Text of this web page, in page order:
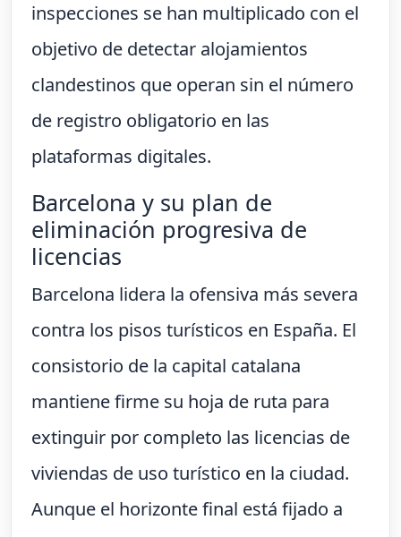
inspecciones se han multiplicado con el
objetivo de detectar alojamientos
clandestinos que operan sin el número
de registro obligatorio en las
plataformas digitales.
Barcelona y su plan de
eliminación progresiva de
licencias
Barcelona lidera la ofensiva más severa
contra los pisos turísticos en España. El
consistorio de la capital catalana
mantiene firme su hoja de ruta para
extinguir por completo las licencias de
viviendas de uso turístico en la ciudad.
Aunque el horizonte final está fijado a